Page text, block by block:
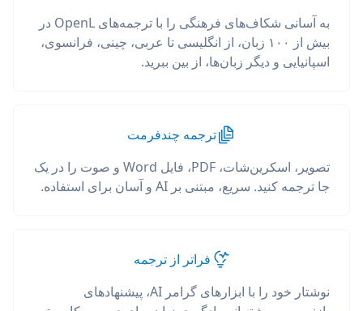
به آسانی شکاف‌های فرهنگی را با ترجمه‌های OpenL در
بیش از ۱۰۰ زبان، از انگلیسی تا عربی، چینی، فرانسوی،
اسپانیایی و دیگر زبان‌ها، از بین ببرید.
ترجمه چندفرمت
تصویر، اسکرین‌شات، PDF، فایل Word و صوت را در یک
جا ترجمه کنید. سریع، مبتنی بر AI و آسان برای استفاده.
فراتر از ترجمه
نوشتار خود را با ابزارهای گرامر AI، پیشنهادهای